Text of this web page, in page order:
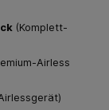
(Komplett-
Airless